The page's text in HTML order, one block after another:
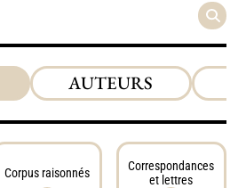
AUTEURS
Corpus raisonnés
Correspondances
et lettres